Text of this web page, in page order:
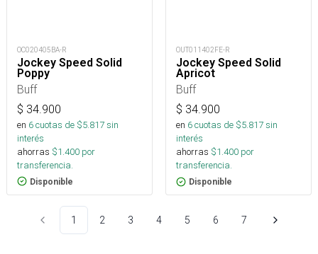
OC020405BA-R
Jockey Speed Solid
Poppy
Buff
$ 34.900
en 6cuotas de $5.817sin
interés
ahorras $1.400 por
transferencia.
Disponible
OUT011402FE-R
Jockey Speed Solid
Apricot
Buff
$ 34.900
en 6cuotas de $5.817sin
interés
ahorras $1.400 por
transferencia.
Disponible
1 2 3 4 5 6 7